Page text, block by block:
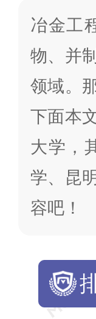
冶金工
物、并
领域。
下面本
大学，
学、昆
容吧！